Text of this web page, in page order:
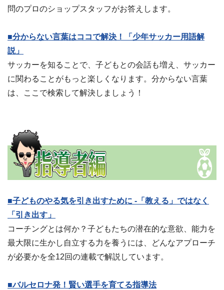
問のプロのショップスタッフがお答えします。
■分からない言葉はココで解決！「少年サッカー用語解
説」
サッカーを知ることで、子どもとの会話も増え、サッカー
に関わることがもっと楽しくなります。分からない言葉
は、ここで検索して解決しましょう！
■子どものやる気を引き出すために -「教える」ではなく
「引き出す」
コーチングとは何か？子どもたちの潜在的な意欲、能力を
最大限に生かし自立する力を養うには、どんなアプローチ
が必要かを全12回の連載で解説しています。
■バルセロナ発！賢い選手を育てる指導法